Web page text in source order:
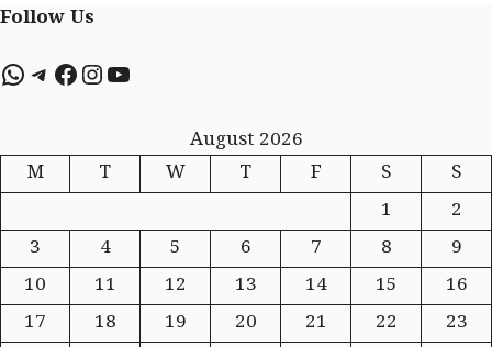
Follow Us
WhatsApp
Telegram
Facebook
Instagram
YouTube
August 2026
M
T W T F S
S
1
2
3
4 5 6 7 8
9
10
11 12 13 14 15
16
17
18 19 20 21 22
23